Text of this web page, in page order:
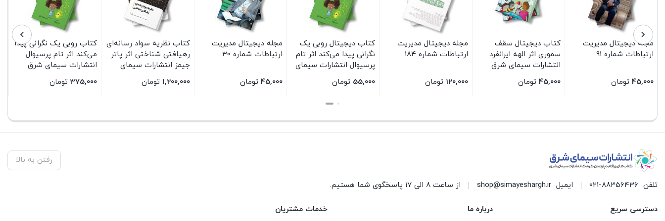
مجله دیجیتال مدیریت
ارتباطات شماره 91
45,000 تومان
کتاب دیجیتال سقف
سموری اثر الهه ایرانفرد
انتشارات سیمای شرق
45,000 تومان
مجله دیجیتال مدیریت
ارتباطات شماره 184
120,000 تومان
کتاب دیجیتال روبی یک
نگرانی پیدا می‌کند اثر تام
پرسیوال انتشارات سیمای
55,000 تومان
مجله دیجیتال مدیریت
ارتباطات شماره 30
45,000 تومان
کتاب نظریه سواد رسانه‌ای
رهیافتی شناختی اثر پاتر
جیمز انتشارات سیمای
1,200,000 تومان
کتاب روبی یک نگرانی پیدا
می‌کند اثر تام پرسیوال
انتشارات سیمای شرق
375,000 تومان
رفتن به بالا
تلفن 021-88356436 ایمیل shop@simayeshargh.ir از ساعت 8 الی 17 پاسخگوی شما هستیم.
دسترسی سریع درباره ما خدمات مشتریان